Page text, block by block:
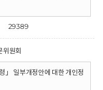
29389
위원회
」 일부개정안에 대한 개인정